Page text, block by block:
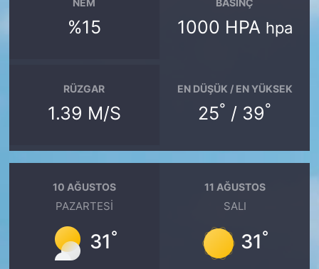
%15 1000 HPA hpa
RÜZGAR
1.39 M/S
EN DÜŞÜK / EN YÜKSEK
25° / 39°
10 AĞUSTOS
PAZARTESI
31°
11 AĞUSTOS
SALI
31°